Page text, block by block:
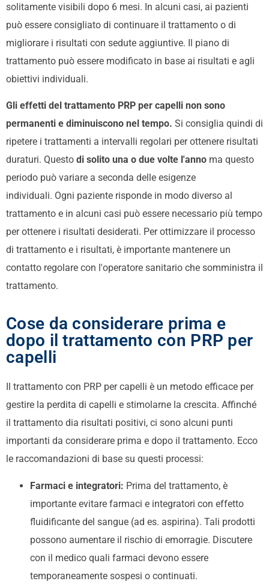
solitamente visibili dopo 6 mesi. In alcuni casi, ai pazienti
può essere consigliato di continuare il trattamento o di
migliorare i risultati con sedute aggiuntive. Il piano di
trattamento può essere modificato in base ai risultati e agli
obiettivi individuali.
Gli effetti del trattamento PRP per capelli non sono
permanenti e diminuiscono nel tempo. Si consiglia quindi di
ripetere i trattamenti a intervalli regolari per ottenere risultati
duraturi. Questo di solito una o due volte l'anno ma questo
periodo può variare a seconda delle esigenze
individuali. Ogni paziente risponde in modo diverso al
trattamento e in alcuni casi può essere necessario più tempo
per ottenere i risultati desiderati. Per ottimizzare il processo
di trattamento e i risultati, è importante mantenere un
contatto regolare con l'operatore sanitario che somministra il
trattamento.
Cose da considerare prima e
dopo il trattamento con PRP per
capelli
Il trattamento con PRP per capelli è un metodo efficace per
gestire la perdita di capelli e stimolarne la crescita. Affinché
il trattamento dia risultati positivi, ci sono alcuni punti
importanti da considerare prima e dopo il trattamento. Ecco
le raccomandazioni di base su questi processi:
Farmaci e integratori: Prima del trattamento, è
importante evitare farmaci e integratori con effetto
fluidificante del sangue (ad es. aspirina). Tali prodotti
possono aumentare il rischio di emorragie. Discutere
con il medico quali farmaci devono essere
temporaneamente sospesi o continuati.